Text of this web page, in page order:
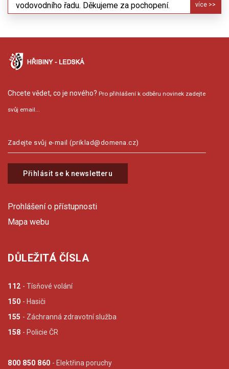
vodovodního řadu. Děkujeme za pochopení.
více >>
Chcete vědet, co je nového? Pro přihlášení k odběru novinek zadejte
svůj email...
Přihlásit se k newsletteru
Prohlášení o přístupnosti
Mapa webu
DŮLEŽITÁ ČÍSLA
112 - Tísňové volání
150 - Hasiči
155 - Záchranná zdravotní služba
158 - Policie ČR
800 850 860 - Elektřina poruchy